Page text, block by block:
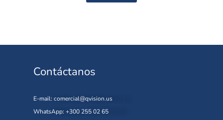
Contáctanos
E-mail: comercial@qvision.us
WhatsApp: +300 255 02 65